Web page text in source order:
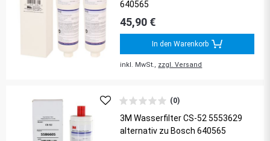
640565
45,90 €
In den Warenkorb
inkl. MwSt., zzgl. Versand
(0)
3M Wasserfilter CS-52 5553629
alternativ zu Bosch 640565